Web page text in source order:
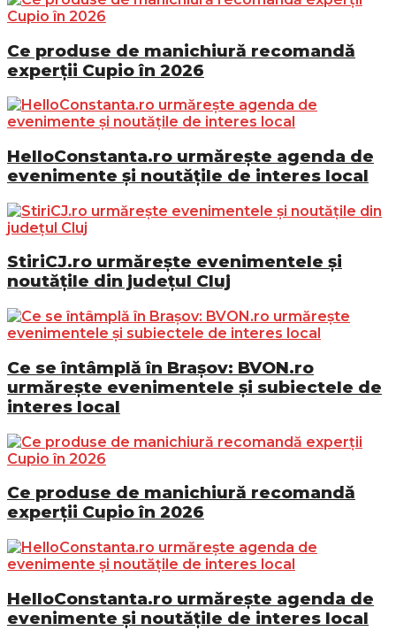
Ce produse de manichiură recomandă
experții Cupio în 2026
HelloConstanta.ro urmărește agenda de
evenimente și noutățile de interes local
StiriCJ.ro urmărește evenimentele și
noutățile din județul Cluj
Ce se întâmplă în Brașov: BVON.ro
urmărește evenimentele și subiectele de
interes local
Ce produse de manichiură recomandă
experții Cupio în 2026
HelloConstanta.ro urmărește agenda de
evenimente și noutățile de interes local